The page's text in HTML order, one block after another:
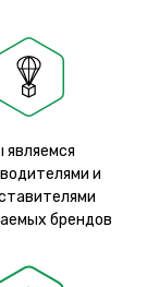
являемся
и
брендов